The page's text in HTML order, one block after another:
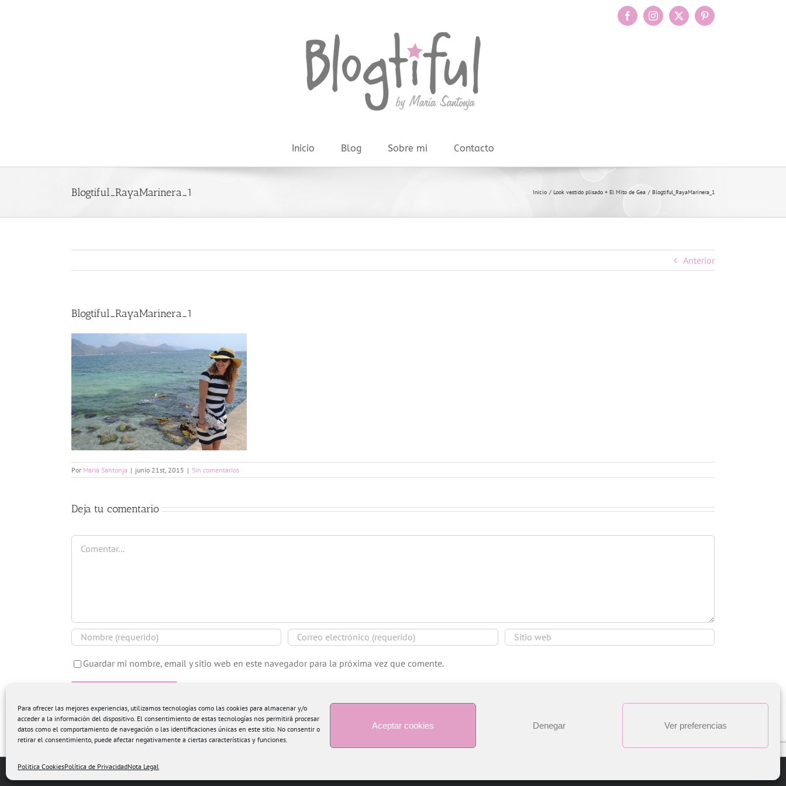
Para ofrecer las mejores experiencias, utilizamos tecnologías como las cookies para almacenar y/o
acceder a la información del dispositivo. El consentimiento de estas tecnologías nos permitirá procesar
datos como el comportamiento de navegación o las identificaciones únicas en este sitio. No consentir o
retirar el consentimiento, puede afectar negativamente a ciertas características y funciones.
Aceptar cookies Denegar Ver preferencias
Politica CookiesPolítica de PrivacidadNota Legal
FacebookInstagram
X Pinterest
Inicio Blog Sobre mi Contacto
Blogtiful_RayaMarinera_1 Inicio Look vestido plisado + El Mito de Gea Blogtiful_RayaMarinera_1
Anterior
Blogtiful_RayaMarinera_1
Por Maria Santonja | junio 21st, 2015 | Sin comentarios
Deja tu comentario
Comentar
Guardar mi nombre, email y sitio web en este navegador para la próxima vez que comente.